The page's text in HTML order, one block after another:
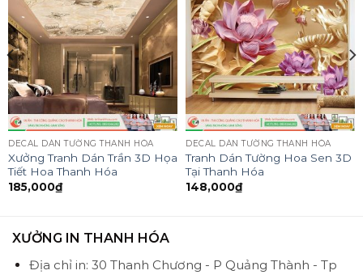
DECAL DÁN TƯỜNG THANH HÓA
Xưởng Tranh Dán Trần 3D Họa
Tiết Hoa Thanh Hóa
185,000₫
DECAL DÁN TƯỜNG THANH HÓA
Tranh Dán Tường Hoa Sen 3D
Tại Thanh Hóa
148,000₫
XƯỞNG IN THANH HÓA
Địa chỉ in: 30 Thanh Chương - P Quảng Thành - Tp